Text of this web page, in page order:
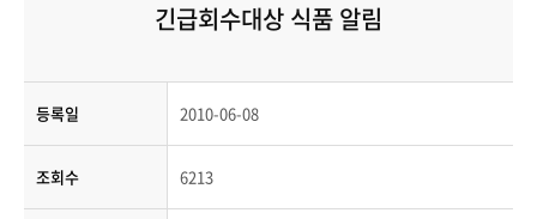
긴급회수대상 식품 알림
등록일 2010-06-08
조회수 6213